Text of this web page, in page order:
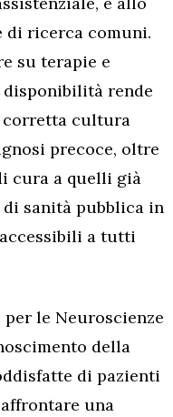
ricerca comuni.
su terapie e
rende
corretta cultura
precoce, oltre
cura a quelli già
sanità pubblica in
a tutti
per le Neuroscienze
della
di pazienti
una